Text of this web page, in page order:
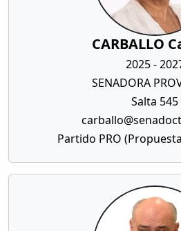
CARBALLO
2025 -
SENADORA
Salta 545
Partido PRO